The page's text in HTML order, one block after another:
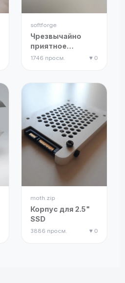
softforge
Чрезвычайно
приятное
вращающееся
1746 просм. ♥ 0
moth.zip
Корпус для 2.5"
SSD
3886 просм. ♥ 0